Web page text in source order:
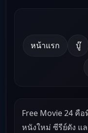
หน้าแรก บู๊
Free Movie 24 คื
หนังใหม่ ซีรีย์ดัง แ